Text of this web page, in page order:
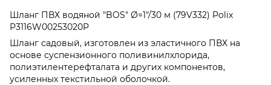
Шланг ПВХ водяной "BOS" Ø=1"/30 м (79V332) Polix
P3116W00253020P
Шланг садовый, изготовлен из эластичного ПВХ на
основе суспензионного поливинилхлорида,
полиэтилентерефталата и других компонентов,
усиленных текстильной оболочкой.